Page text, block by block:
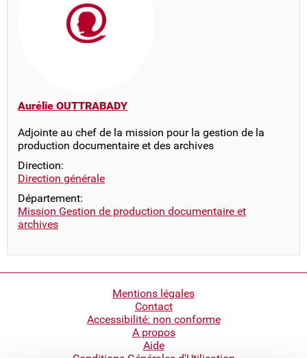
Aurélie OUTTRABADY
Adjointe au chef de la mission pour la gestion de la
production documentaire et des archives
Direction:
Direction générale
Département:
Mission Gestion de production documentaire et
archives
Mentions légales
Contact
Accessibilité: non conforme
A propos
Aide